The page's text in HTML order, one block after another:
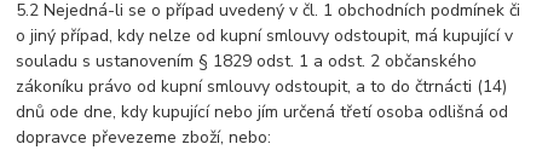
5.2 Nejedná-li se o případ uvedený v čl. 1 obchodních podmínek či
o jiný případ, kdy nelze od kupní smlouvy odstoupit, má kupující v
souladu s ustanovením § 1829 odst. 1 a odst. 2 občanského
zákoníku právo od kupní smlouvy odstoupit, a to do čtrnácti (14)
dnů ode dne, kdy kupující nebo jím určená třetí osoba odlišná od
dopravce převezeme zboží, nebo: